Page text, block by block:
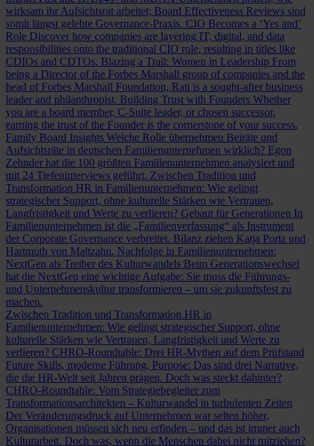
wirksam ihr Aufsichtsrat arbeitet; Board Effectiveness Reviews sind
somit längst gelebte Governance-Praxis. CIO Becomes a ‘Yes and’
Role Discover how companies are layering IT, digital, and data
responsibilities onto the traditional CIO role, resulting in titles like
CDIOs and CDTOs. Blazing a Trail: Women in Leadership From
being a Director of the Forbes Marshall group of companies and the
head of Forbes Marshall Foundation, Rati is a sought-after business
leader and philanthropist. Building Trust with Founders Whether
you are a board member, C-Suite leader, or chosen successor,
earning the trust of the Founder is the cornerstone of your success.
Family Board Insights Welche Rolle übernehmen Beiräte und
Aufsichtsräte in deutschen Familienunternehmen wirklich? Egon
Zehnder hat die 100 größten Familienunternehmen analysiert und
mit 24 Tiefeninterviews geführt. Zwischen Tradition und
Transformation HR in Familienunternehmen: Wie gelingt
strategischer Support, ohne kulturelle Stärken wie Vertrauen,
Langfristigkeit und Werte zu verlieren? Gebaut für Generationen In
Familienunternehmen ist die „Familienverfassung“ als Instrument
der Corporate Governance verbreitet. Bilanz ziehen Katja Portz und
Hartmuth von Maltzahn. Nachfolge in Familienunternehmen:
NextGen als Treiber des Kulturwandels Beim Generationswechsel
hat die NextGen eine wichtige Aufgabe: Sie muss die Führungs-
und Unternehmenskultur transformieren – um sie zukunftsfest zu
machen.
Zwischen Tradition und Transformation HR in
Familienunternehmen: Wie gelingt strategischer Support, ohne
kulturelle Stärken wie Vertrauen, Langfristigkeit und Werte zu
verlieren? CHRO-Roundtable: Drei HR-Mythen auf dem Prüfstand
Future Skills, moderne Führung, Purpose: Das sind drei Narrative,
die die HR-Welt seit Jahren prägen. Doch was steckt dahinter?
CHRO-Roundtable: Vom Strategiebegleiter zum
Transformationsarchitekten – Kulturwandel in turbulenten Zeiten
Der Veränderungsdruck auf Unternehmen war selten höher,
Organisationen müssen sich neu erfinden – und das ist immer auch
Kulturarbeit. Doch was, wenn die Menschen dabei nicht mitziehen?